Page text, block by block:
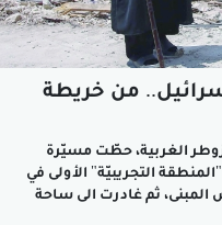
من خريطة
زوطر الغربية، حطّت مسيّرة
التجريبيّة" الأولى في
المبنى، ثم غادرت الى ساحة
في مشهدية تختصر واقع